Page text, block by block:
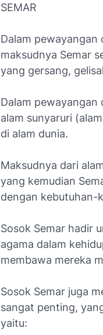
SEMAR
Dalam
maksudnya Semar
yang gersang,
Dalam
alam sunyaruri
di alam dunia.
Maksudnya dari
yang kemudian
dengan kebutuhan-
Sosok Semar hadir
agama dalam
membawa mereka
Sosok Semar juga
sangat penting,
yaitu: